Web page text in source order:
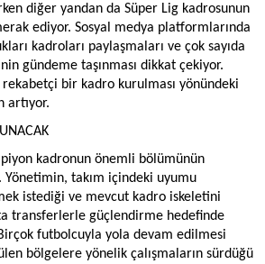
diğer yandan da Süper Lig kadrosunun
ediyor. Sosyal medya platformlarında
kadroları paylaşmaları ve çok sayıda
gündeme taşınması dikkat çekiyor.
bir kadro kurulması yönündeki
artıyor.
kadronun önemli bölümünün
Yönetimin, takım içindeki uyumu
istediği ve mevcut kadro iskeletini
transferlerle güçlendirme hedefinde
futbolcuyla yola devam edilmesi
bölgelere yönelik çalışmaların sürdüğü